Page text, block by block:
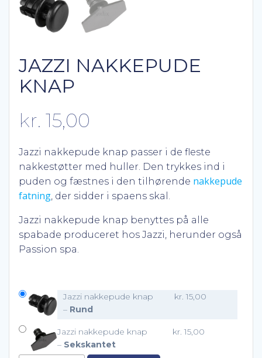
JAZZI NAKKEPUDE
KNAP
kr. 15,00
Jazzi nakkepude knap passer i de fleste
nakkestøtter med huller. Den trykkes ind i
puden og fæstnes i den tilhørende nakkepude
fatning, der sidder i spaens skal.
Jazzi nakkepude knap benyttes på alle
spabade produceret hos Jazzi, herunder også
Passion spa.
Jazzi nakkepude knap
– Rund
kr. 15,00
Jazzi nakkepude knap
– Sekskantet
kr. 15,00